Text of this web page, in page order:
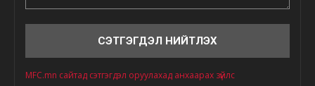
MFC.mn сайтад сэтгэгдэл оруулахад анхаарах зүйлс